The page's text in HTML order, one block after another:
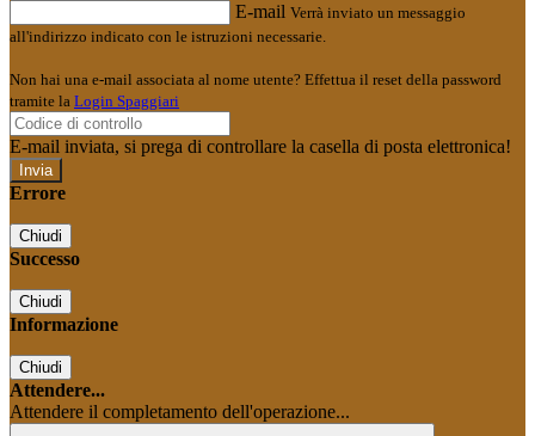
E-mail Verrà inviato un messaggio
all'indirizzo indicato con le istruzioni necessarie.
Non hai una e-mail associata al nome utente? Effettua il reset della password
tramite la Login Spaggiari
E-mail inviata, si prega di controllare la casella di posta elettronica!
Errore
Chiudi
Successo
Chiudi
Informazione
Chiudi
Attendere...
Attendere il completamento dell'operazione...